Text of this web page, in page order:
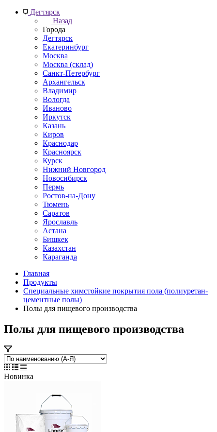
Дегтярск
Назад
Города
Дегтярск
Екатеринбург
Москва
Москва (склад)
Санкт-Петербург
Архангельск
Владимир
Вологда
Иваново
Иркутск
Казань
Киров
Краснодар
Красноярск
Курск
Нижний Новгород
Новосибирск
Пермь
Ростов-на-Дону
Тюмень
Саратов
Ярославль
Астана
Бишкек
Казахстан
Караганда
Главная
Продукты
Специальные химстойкие покрытия пола (полиуретан-
цементные полы)
Полы для пищевого производства
Полы для пищевого производства
Новинка